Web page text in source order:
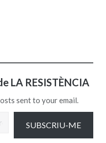
LA RESISTÈNCIA
sent to your email.
SUBSCRIU-ME